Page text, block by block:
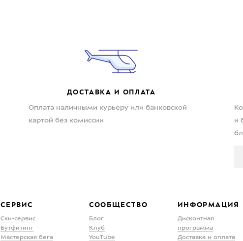
ДОСТАВКА И ОПЛАТА
Оплата наличными курьеру или банковской
картой без комиссии
и
СЕРВИС
Ски-сервис
Бутфитинг
Мастерская бега
СООБЩЕСТВО
Блог
Клуб
YouTube
ИНФОРМАЦИЯ
Дисконтная
программа
Доставка и оплата